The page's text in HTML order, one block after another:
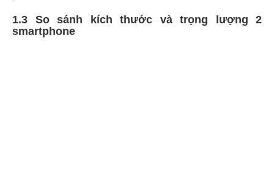
1.3 So sánh kích thước và trọng lượng 2
smartphone